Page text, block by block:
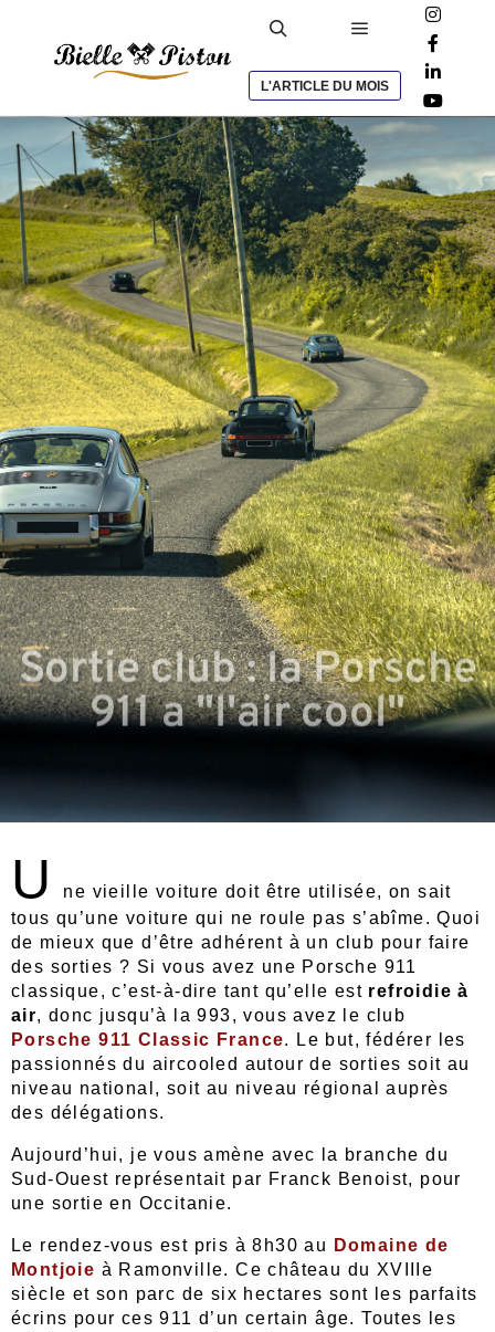
L'ARTICLE DU MOIS
Sortie club : la Porsche
911 a "l'air cool"
U
ne vieille voiture doit être utilisée, on sait
tous qu’une voiture qui ne roule pas s’abîme. Quoi
de mieux que d’être adhérent à un club pour faire
des sorties ? Si vous avez une Porsche 911
classique, c’est-à-dire tant qu’elle est refroidie à
air, donc jusqu’à la 993, vous avez le club
Porsche 911 Classic France. Le but, fédérer les
passionnés du aircooled autour de sorties soit au
niveau national, soit au niveau régional auprès
des délégations.
Aujourd’hui, je vous amène avec la branche du
Sud-Ouest représentait par Franck Benoist, pour
une sortie en Occitanie.
Le rendez-vous est pris à 8h30 au
Domaine de
Montjoie à Ramonville. Ce château du XVIIIe
siècle et son parc de six hectares sont les parfaits
écrins pour ces 911 d’un certain âge. Toutes les